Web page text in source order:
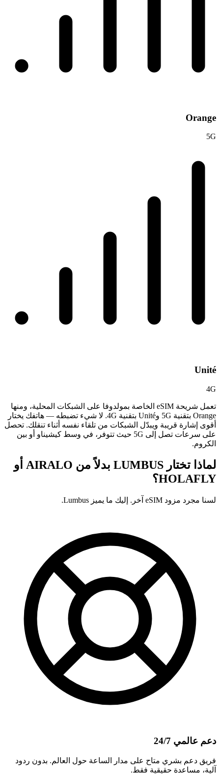
Orange
5G
Unité
4G
تعمل شريحة eSIM الخاصة بمولدوفا على الشبكات المحلية، ومنها
Orange بتقنية 5G وUnité بتقنية 4G. لا شيء تضبطه — هاتفك يختار
أقوى إشارة قريبة ويبدّل الشبكات من تلقاء نفسه أثناء تنقلك. تحصل
على سرعات تصل إلى 5G حيث تتوفر، في وسط كيشيناو أو بين
الكروم.
لماذا تختار LUMBUS بدلاً من
AIRALO أو
HOLAFLY؟
لسنا مجرد مزود eSIM آخر. إليك ما يميز Lumbus.
دعم عالمي 24/7
فريق دعم بشري متاح على مدار الساعة حول العالم. بدون ردود
آلية، مساعدة حقيقية فقط.